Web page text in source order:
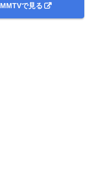
で見る